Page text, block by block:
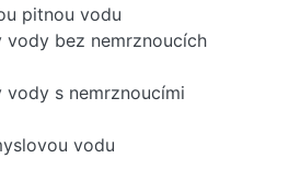
pitnou vodu
vody bez nemrznoucích
vody s nemrznoucími
vodu